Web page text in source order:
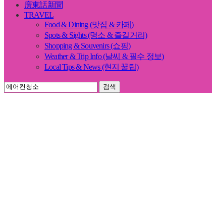
廣東話新聞
TRAVEL
Food & Dining (맛집 & 카페)
Spots & Sights (명소 & 즐길거리)
Shopping & Souvenirs (쇼핑)
Weather & Trip Info (날씨 & 필수 정보)
Local Tips & News (현지 꿀팁)
검색